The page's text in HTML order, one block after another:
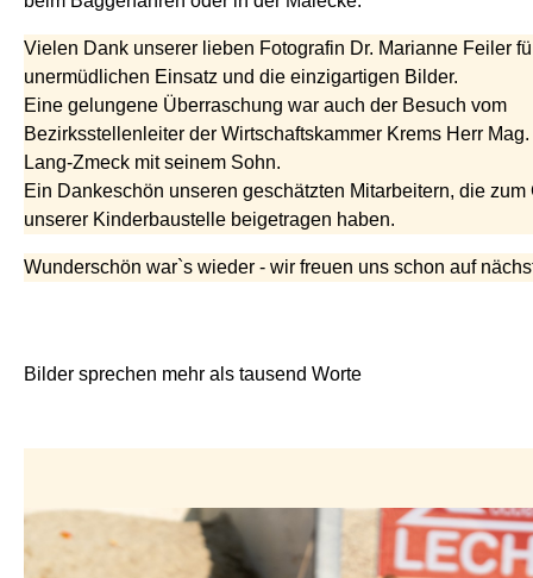
Vielen Dank unserer lieben Fotografin Dr. Marianne Feiler
unermüdlichen Einsatz und die einzigartigen Bilder.
Eine gelungene Überraschung war auch der Besuch vom
Bezirksstellenleiter der Wirtschaftskammer Krems Herr
Lang-Zmeck mit seinem Sohn.
Ein Dankeschön unseren geschätzten Mitarbeitern, die zum
unserer Kinderbaustelle beigetragen haben.
Wunderschön war`s wieder - wir freuen uns schon auf
Bilder sprechen mehr als tausend Worte